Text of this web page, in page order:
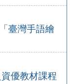
臺灣手語繪
優教材課程